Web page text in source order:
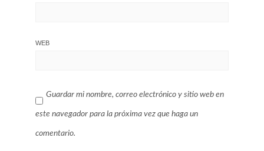
WEB
Guardar mi nombre, correo electrónico y sitio web en
este navegador para la próxima vez que haga un
comentario.